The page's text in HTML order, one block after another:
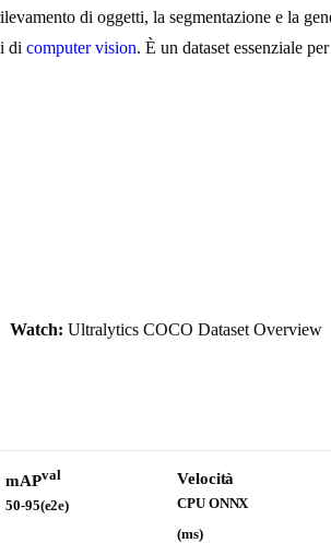
di oggetti, la segmentazione e la
di computer vision. È un dataset essenziale
Watch: Ultralytics COCO Dataset Overview
mAPval
50-95(e2e)
Velocità
CPU ONNX
(ms)